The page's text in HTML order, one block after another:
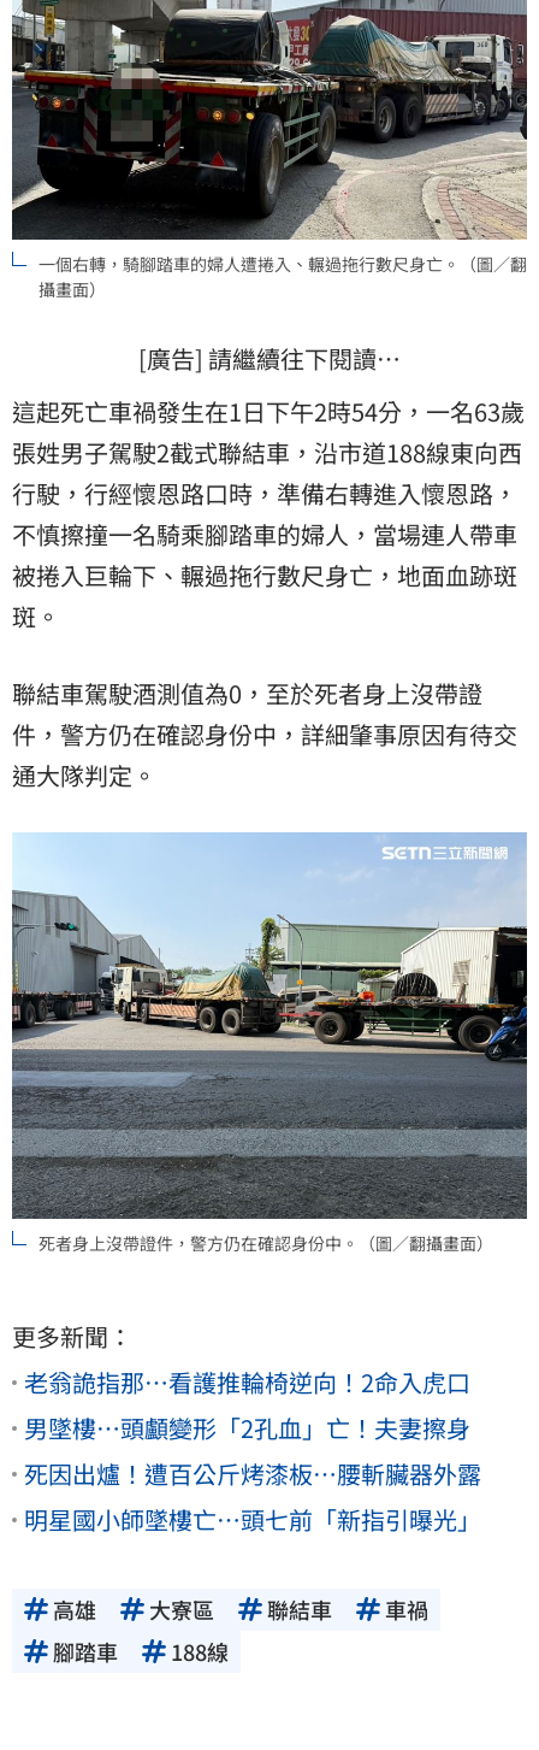
一個右轉，騎腳踏車的婦人遭捲入、輾過拖行數尺身亡。（圖／翻
攝畫面）
[廣告] 請繼續往下閱讀…
這起死亡車禍發生在1日下午2時54分，一名63歲
張姓男子駕駛2截式聯結車，沿市道188線東向西
行駛，行經懷恩路口時，準備右轉進入懷恩路，
不慎擦撞一名騎乘腳踏車的婦人，當場連人帶車
被捲入巨輪下、輾過拖行數尺身亡，地面血跡斑
斑。
聯結車駕駛酒測值為0，至於死者身上沒帶證
件，警方仍在確認身份中，詳細肇事原因有待交
通大隊判定。
死者身上沒帶證件，警方仍在確認身份中。（圖／翻攝畫面）
更多新聞：
老翁詭指那…看護推輪椅逆向！2命入虎口
男墜樓…頭顱變形「2孔血」亡！夫妻擦身
死因出爐！遭百公斤烤漆板…腰斬臟器外露
明星國小師墜樓亡…頭七前「新指引曝光」
高雄 大寮區 聯結車
車禍
腳踏車
188線